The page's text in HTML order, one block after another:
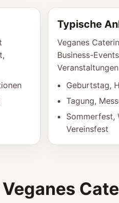
Typische
Veganes
Business-
Geburtstag,
Tagung,
Sommerfest,
Vereinsfest